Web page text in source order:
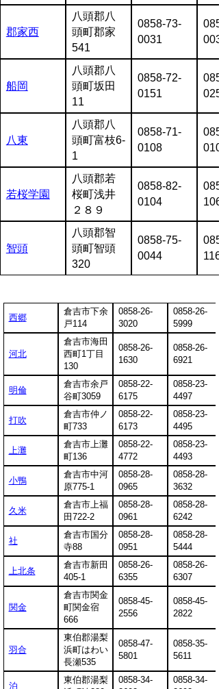
郡家西
八頭郡八
頭町郡家
541
0858-73-
0031
船岡
八頭郡八
頭町坂田
11
0858-72-
0151
八東
八頭郡八
頭町富枝6-
1
0858-71-
0108
若桜学園
八頭郡若
桜町浅井
２８９
0858-82-
0104
智頭
八頭郡智
頭町智頭
320
0858-75-
0044
西郷
倉吉市下余
戸114
0858-26-
3020
0858-26-
5999
河北
倉吉市海田
西町1丁目
130
0858-26-
1630
0858-26-
6921
明倫
倉吉市余戸
谷町3059
0858-22-
6175
0858-23-
4497
打吹
倉吉市仲ノ
町733
0858-22-
6173
0858-23-
4495
上灘
倉吉市上灘
町136
0858-22-
4772
0858-23-
4493
小鴨
倉吉市中河
原775-1
0858-28-
0965
0858-28-
3632
久米
倉吉市上福
田722-2
0858-28-
0961
0858-28-
6242
社
倉吉市国分
寺88
0858-28-
0951
0858-28-
5444
上北条
倉吉市新田
405-1
0858-26-
6355
0858-26-
6307
関金
倉吉市関金
町関金宿
666
0858-45-
2556
0858-45-
2822
羽合
東伯郡湯梨
浜町はわい
長瀬535
0858-47-
5801
0858-35-
5611
泊
東伯郡湯梨
0858-34-
0858-34-